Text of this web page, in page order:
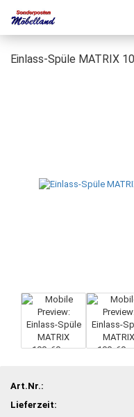
Einlass-Spüle MATRIX
Art.Nr.:
Lieferzeit: